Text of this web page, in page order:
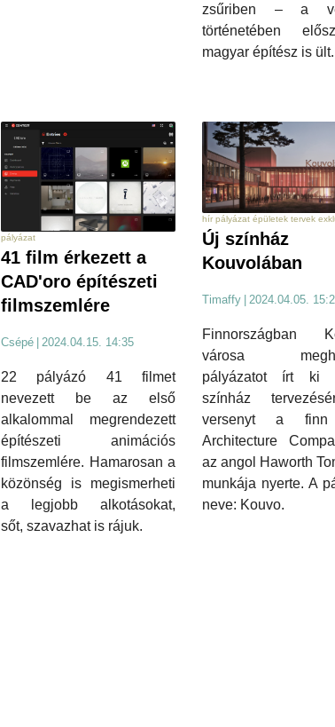
zsűriben – a
történetében
magyar építész is
pályázat
41 film érkezett a
CAD'oro építészeti
filmszemlére
Csépé | 2024.04.15. 14:35
22 pályázó 41 filmet
nevezett be az első
alkalommal megrendezett
építészeti animációs
filmszemlére. Hamarosan a
közönség is megismerheti
a legjobb alkotásokat,
sőt, szavazhat is rájuk.
hír pályázat épületek tervek
Új színház
Kouvolában
Timaffy 2024.04.05.
Finnországban
városa
pályázatot írt ki
színház
versenyt a finn
Architecture
az angol Haworth
munkája nyerte. A
neve: Kouvo.